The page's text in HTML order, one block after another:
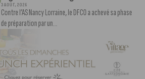
3 AOÛT, 2026
Contre l’AS Nancy Lorraine, le DFCO a achevé sa phase
de préparation par un...